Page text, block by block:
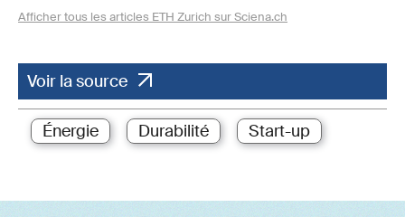
Afficher tous les articles ETH Zurich sur Sciena.ch
Voir la source
Énergie Durabilité Start-up